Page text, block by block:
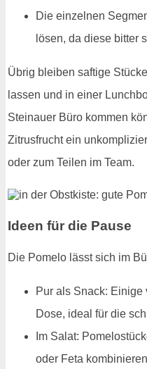
Die einzelnen
lösen, da diese bitter
Übrig bleiben saftige
lassen und in einer
Steinauer Büro kommen
Zitrusfrucht ein
oder zum Teilen im Team.
Ideen für die Pause
Die Pomelo lässt sich im
Pur als Snack:
Dose, ideal für die
Im Salat:
oder Feta